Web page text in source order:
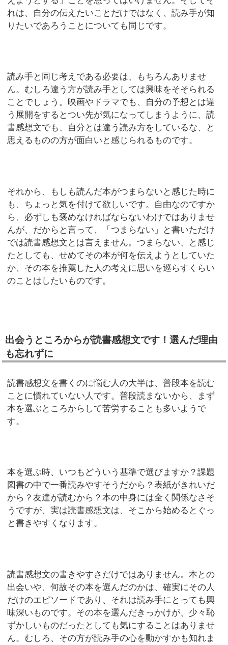
れは、自分の伝えたいことだけではなく、読み手が知
りたいであろうことについても同じです。
読み手と同じ考えである必要は、もちろんありませ
ん。むしろ違う方が読み手としては興味をそそられる
ことでしょう。映画やドラマでも、自分の予想とは違
う展開をするとつい先が気になってしまうように、読
書感想文でも、自分とは違う読み方をしているな、と
思えるものの方が面白いと感じられるものです。
それから、もしも読んだ本がつまらないと感じた時に
も、ちょっと気を付けて欲しいです。自由なのですか
ら、必ずしも褒めなければならないわけではありませ
んが、だからと言って、「つまらない」と書いただけ
では読書感想文とは言えません。つまらない、と感じ
たとしても、せめてその本が何を伝えようとしていた
か、その本を推薦した人の考えに思いを巡らすくらい
のことはしたいものです。
出会うところからが読書感想文です！選んだ理由
も忘れずに
読書感想文を書くのに悩む人の大半は、普段本を読む
ことに慣れていない人です。普段読まないから、まず
本を選ぶところからして苦労することも多いようで
す。
本を選ぶ時、いつもどういう基準で選びますか？課題
図書の中で一番読みやすそうだから？表紙がきれいだ
から？友達が読むから？本の中身には全く関係なさそ
うですが、実は読書感想文は、そこから始めるとぐっ
と書きやすくなります。
読書感想文の書きやすさだけではありません。本との
出会いや、何故その本を選んだのかは、確実にその人
だけのエピソードであり、それは読み手にとっても興
味深いものです。その本を選んだきっかけが、少々恥
ずかしいものだったとしても気にすることはありませ
ん。むしろ、その方が読み手の心を動かすかも知れま